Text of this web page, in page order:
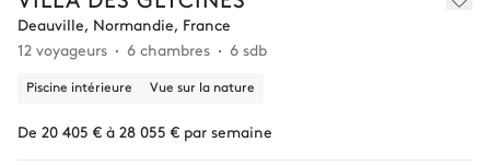
Deauville, Normandie, France
12 voyageurs
6 chambres 6 sdb
Piscine intérieure Vue sur la nature
De 20 405 € à 28 055 € par semaine